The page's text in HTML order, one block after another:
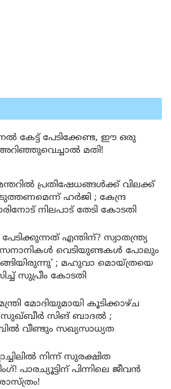
കേട്ട് പേടിക്കേണ്ട, ഈ ഒരു
അറിഞ്ഞുവെച്ചാൽ മതി!
പ്രതിഷേധങ്ങൾക്ക് വിലക്ക്
ഹർജി ; കേന്ദ്ര
നിലപാട് തേടി കോടതി
പേടിക്കുന്നത് എന്തിന്? സ്വാതന്ത്ര്യ
വെടിയുണ്ടകൾ പോലും
; മഹുവാ മൊയ്ത്രയെ
സുപ്രീം കോടതി
മോദിയുമായി കൂടിക്കാഴ്ച
സുഖ്ബീർ സിങ് ബാദൽ ;
വീണ്ടും സഖ്യസാധ്യത
നിന്ന് സുരക്ഷിത
പാരച്യൂട്ടിന് പിന്നിലെ ജീവൻ